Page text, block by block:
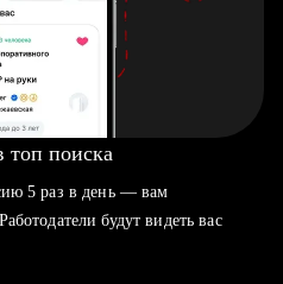
топ поиска
5 раз в день — вам
будут видеть вас